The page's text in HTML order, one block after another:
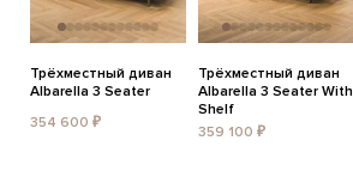
Трёхместный диван
Albarella 3 Seater
354 600 ₽
Трёхместный диван
Albarella 3 Seater With
Shelf
359 100 ₽